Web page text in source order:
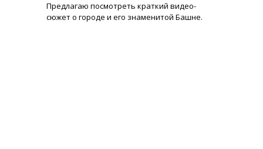
Предлагаю посмотреть краткий видео-
сюжет о городе и его знаменитой Башне.